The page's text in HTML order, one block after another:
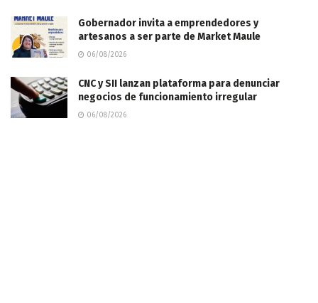
Gobernador invita a emprendedores y
artesanos a ser parte de Market Maule
06/08/2026
CNC y SII lanzan plataforma para denunciar
negocios de funcionamiento irregular
06/08/2026